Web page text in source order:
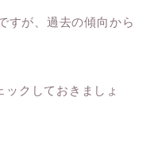
すが、過去の傾向から
クしておきましょ